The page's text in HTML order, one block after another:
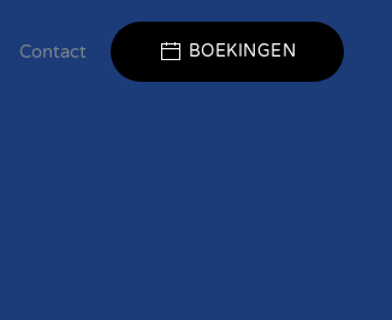
Contact BOEKINGEN